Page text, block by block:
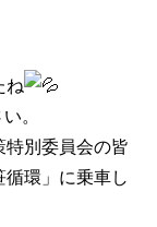
ね
。
別委員会の皆
環」に乗車し